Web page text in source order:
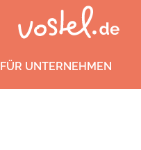
FÜR UNTERNEHMEN